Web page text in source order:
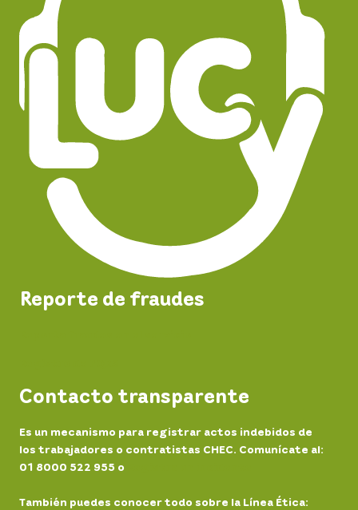
Reporte de fraudes
Contacto transparente
Es un mecanismo para registrar actos indebidos de
los trabajadores o contratistas CHEC. Comunícate al:
01 8000 522 955 o
También puedes conocer todo sobre la Línea Ética: